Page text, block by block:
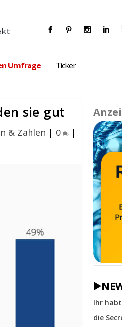
Umfrage Ticker
sie gut
& Zahlen | 0 |
Ihr
die